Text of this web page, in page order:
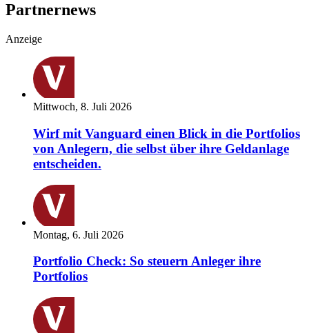
Partnernews
Anzeige
Mittwoch, 8. Juli 2026
Wirf mit Vanguard einen Blick in die Portfolios
von Anlegern, die selbst über ihre Geldanlage
entscheiden.
Montag, 6. Juli 2026
Portfolio Check: So steuern Anleger ihre
Portfolios